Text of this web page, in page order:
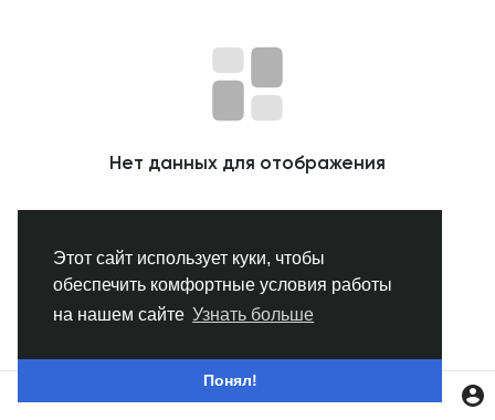
Этот сайт использует куки, чтобы
обеспечить комфортные условия работы
на нашем сайте Узнать больше
Понял!
Популярные посты
Найти сообщения
Нет данных для отображения